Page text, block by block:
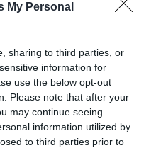
My Personal
sharing to third parties, or
information for
use the below opt-out
Please note that after your
may continue seeing
information utilized by
to third parties prior to